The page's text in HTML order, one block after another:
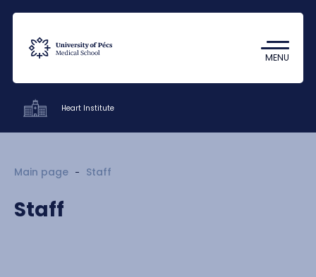
MENU
Coronavirus
Undergraduate Student Research
Education
Heart Institute
Main page Staff
Staff